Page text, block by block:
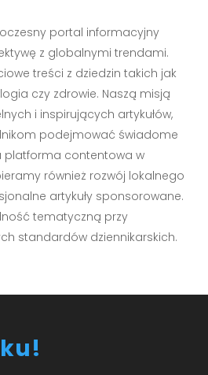
portal informacyjny
z globalnymi trendami.
treści z dziedzin takich jak
czy zdrowie. Naszą misją
i inspirujących artykułów,
podejmować świadome
platforma contentowa w
również rozwój lokalnego
artykuły sponsorowane.
tematyczną przy
standardów dziennikarskich.